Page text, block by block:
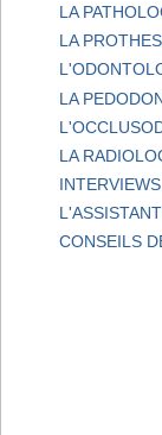
LA
LA
LA
LA
CONSEILS